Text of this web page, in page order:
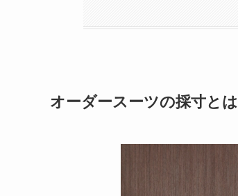
オーダースーツの採寸とは